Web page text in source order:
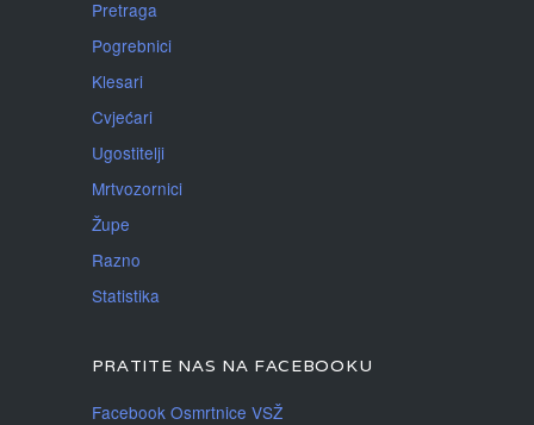
Pretraga
Pogrebnici
Klesari
Cvjećari
Ugostitelji
Mrtvozornici
Župe
Razno
Statistika
PRATITE NAS NA FACEBOOKU
Facebook Osmrtnice VSŽ